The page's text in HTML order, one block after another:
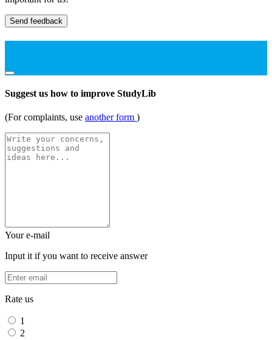
Send feedback
Suggest us how to improve StudyLib
(For complaints, use another form )
Your e-mail
Input it if you want to receive answer
Rate us
1
2